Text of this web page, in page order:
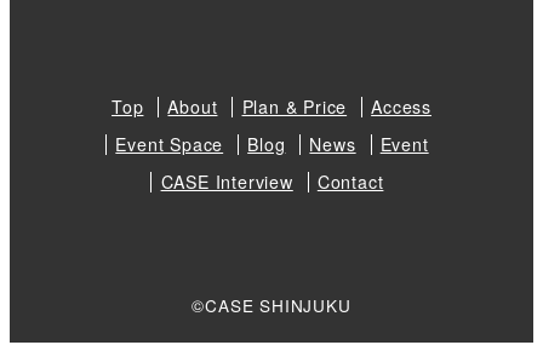
Top About Plan & Price
Access
Event Space
Blog News
Event
CASE Interview
Contact
©CASE SHINJUKU